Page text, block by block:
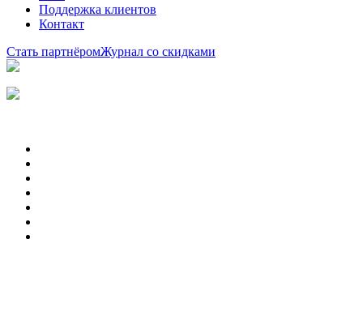
Поддержка клиентов
Контакт
Стать партнёромЖурнал со скидками